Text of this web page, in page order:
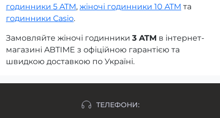
годинники 5 ATM, жіночі годинники 10 ATM та
годинники Casio.
Замовляйте жіночі годинники 3 ATM в інтернет-
магазині ABTIME з офіційною гарантією та
швидкою доставкою по Україні.
ТЕЛЕФОНИ: